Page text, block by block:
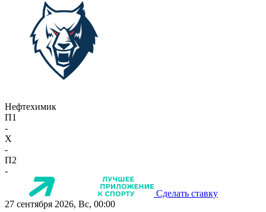
Нефтехимик
П1
-
X
-
П2
-
Сделать ставку
27 сентября 2026, Вс, 00:00